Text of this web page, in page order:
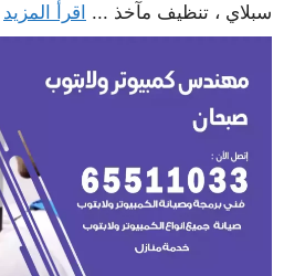
سبلاي ، تنظيف مآخذ ... اقرأ المزيد